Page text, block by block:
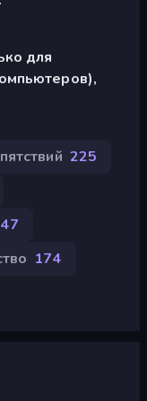
для
225
174